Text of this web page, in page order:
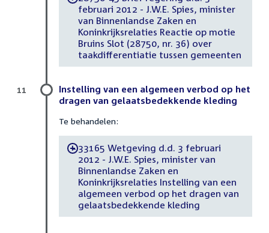
februari 2012 - J.W.E. Spies, minister
van Binnenlandse Zaken en
Koninkrijksrelaties Reactie op motie
Bruins Slot (28750, nr. 36) over
taakdifferentiatie tussen gemeenten
Instelling van een algemeen verbod op het
dragen van gelaatsbedekkende kleding
Te behandelen:
-33165 Wetgeving d.d. 3 februari
2012 - J.W.E. Spies, minister van
Binnenlandse Zaken en
Koninkrijksrelaties Instelling van een
algemeen verbod op het dragen van
gelaatsbedekkende kleding
11